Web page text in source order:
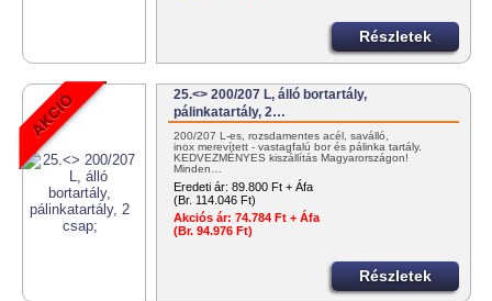
Részletek
25.<> 200/207 L, álló bortartály,
pálinkatartály, 2…
200/207 L-es, rozsdamentes acél, saválló,
inox merevített - vastagfalú bor és pálinka tartály.
KEDVEZMÉNYES kiszállítás Magyarországon!
Minden…
Eredeti ár: 89.800 Ft + Áfa
(Br. 114.046 Ft)
Akciós ár: 74.784 Ft + Áfa
(Br. 94.976 Ft)
Részletek